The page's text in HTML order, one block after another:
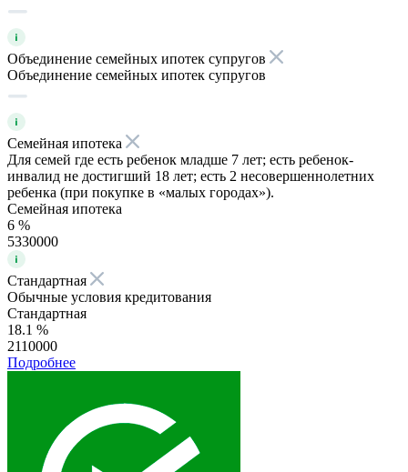
Объединение семейных ипотек супругов
Объединение семейных ипотек супругов
Семейная ипотека
Для семей где есть ребенок младше 7 лет; есть ребенок-
инвалид не достигший 18 лет; есть 2 несовершеннолетних
ребенка (при покупке в «малых городах»).
Семейная ипотека
6 %
5330000
Стандартная
Обычные условия кредитования
Стандартная
18.1 %
2110000
Подробнее